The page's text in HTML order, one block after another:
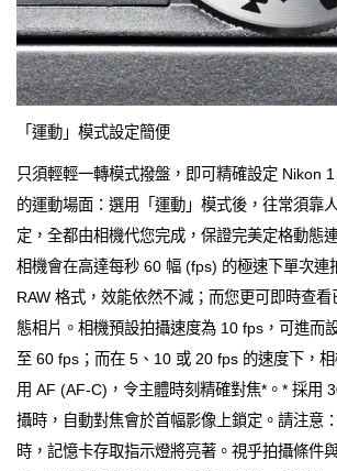
「運動」模式設定簡便
只須輕輕一轉模式撥盤，即可精確設定 Nikon
的運動場面：選用「運動」模式後，往常須靠
定，全都由相機代您完成，保證完美定格動態
相機會在高達每秒 60 幅 (fps) 的極速下單次
RAW 格式，效能依然不減；而您更可即時查
態相片。相機預設拍攝速度為 10 fps，可進而
至 60 fps；而在 5、10 或 20 fps 的速度下，
用 AF (AF-C)，令主體時刻精確對焦*。* 採用
攝時，自動對焦會於首幅影像上鎖定。請注意
時，記憶卡存取指示燈將亮著。視乎拍攝條件